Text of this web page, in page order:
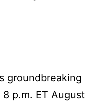
groundbreaking
8 p.m. ET August